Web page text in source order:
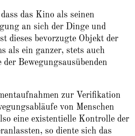
das Kino als seinen
an sich der Dinge und
dieses bevorzugte Objekt der
als ein ganzer, stets auch
Bewegungsausübenden
zur Verifikation
von Menschen
eine existentielle Kontrolle der
so diente sich das